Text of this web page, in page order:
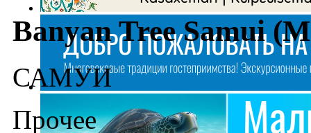
Banyan Tree Samui
САМУИ
Прочее